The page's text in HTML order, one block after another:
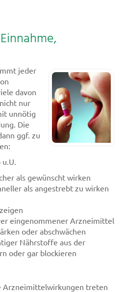
jeder
davon
nur
unnötig
Die
ggf. zu
als gewünscht wirken
als angestrebt zu wirken
eingenommener Arzneimittel
oder abschwächen
Nährstoffe aus der
oder gar blockieren
Arzneimittelwirkungen treten